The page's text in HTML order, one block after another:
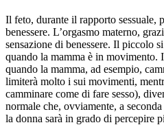
Il feto, durante il rapporto sessuale,
benessere. L’orgasmo materno,
sensazione di benessere. Il piccolo
quando la mamma è in movimento.
quando la mamma, ad esempio,
limiterà molto i sui movimenti,
camminare come di fare sesso),
normale che, ovviamente, a
la donna sarà in grado di percepire